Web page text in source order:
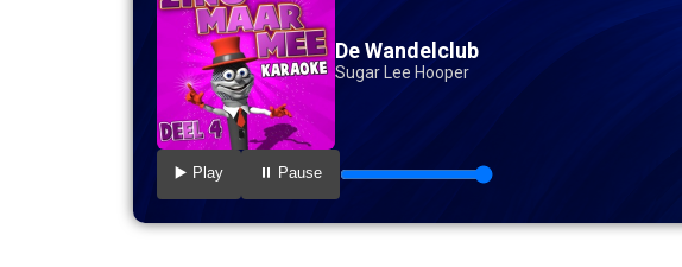
De Wandelclub
Sugar Lee Hooper
▶️ Play ⏸️ Pause